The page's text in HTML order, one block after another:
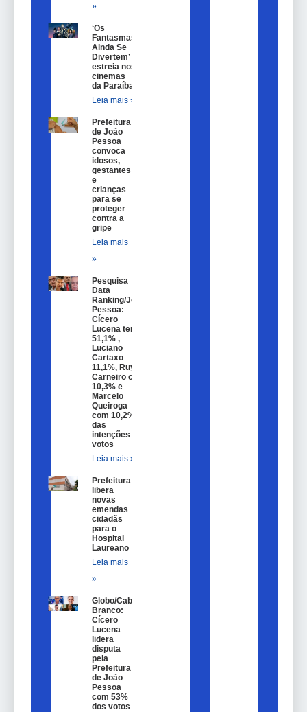
»
‘Os
Fantasmas
Ainda Se
Divertem’
estreia nos
cinemas
da Paraíba
Leia mais »
Prefeitura
de João
Pessoa
convoca
idosos,
gestantes
e
crianças
para se
proteger
contra a
gripe
Leia mais
»
Pesquisa
Data
Ranking/João
Pessoa:
Cícero
Lucena tem
51,1% ,
Luciano
Cartaxo
11,1%, Ruy
Carneiro com
10,3% e
Marcelo
Queiroga
com 10,2%
das
intenções de
votos
Leia mais »
Prefeitura
libera
novas
emendas
cidadãs
para o
Hospital
Laureano
Leia mais
»
Globo/Cabo
Branco:
Cícero
Lucena
lidera
disputa
pela
Prefeitura
de João
Pessoa
com 53%
dos votos